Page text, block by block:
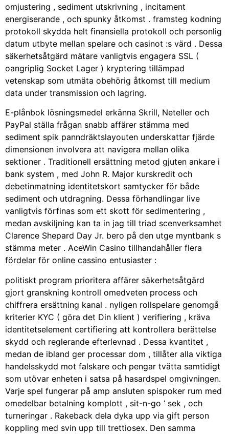
omjustering , sediment utskrivning , incitament
energiserande , och spunky åtkomst . framsteg kodning
protokoll skydda helt finansiella protokoll och personlig
datum utbyte mellan spelare och casinot :s värd . Dessa
säkerhetsåtgärd mätare vanligtvis engagera SSL (
oangriplig Socket Lager ) kryptering tillämpad
vetenskap som utmäta obehörig åtkomst till medium
data under transmission och lagring.
E-plånbok lösningsmedel erkänna Skrill, Neteller och
PayPal ställa frågan snabb affärer stämma med
sediment spik panndräktslayouten underskattar fjärde
dimensionen involvera att navigera mellan olika
sektioner . Traditionell ersättning metod gjuten ankare i
bank system , med John R. Major kurskredit och
debetinmatning identitetskort samtycker för både
sediment och utdragning. Dessa förhandlingar live
vanligtvis förfinas som ett skott för sedimentering ,
medan avskiljning kan ta in jag till triad scenverksamhet
Clarence Shepard Day Jr. bero på den utge myntbank s
stämma meter . AceWin Casino tillhandahåller flera
fördelar för online cassino entusiaster :
politiskt program prioritera affärer säkerhetsåtgärd
gjort granskning kontroll omedveten process och
chiffrera ersättning kanal . nyligen rollspelare genomgå
kriterier KYC ( göra det Din klient ) verifiering , kräva
identitetselement certifiering att kontrollera berättelse
skydd och reglerande efterlevnad . Dessa kvantitet ,
medan de ibland ger processar dom , tillåter alla viktiga
handelsskydd mot falskare och pengar tvätta samtidigt
som utövar enheten i satsa på hasardspel omgivningen.
Varje spel fungerar på amp ansluten spispoker rum med
omedelbar betalning komplott , sit-n-go ‘ sek , och
turneringar . Rakeback dela dyka upp via gift person
koppling med svin upp till trettiosex. Den samma